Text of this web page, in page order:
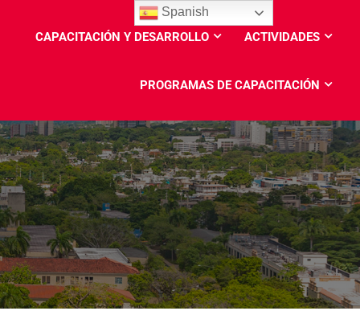
CAPACITACIÓN Y DESARROLLO ACTIVIDADES
PROGRAMAS DE CAPACITACIÓN
Spanish